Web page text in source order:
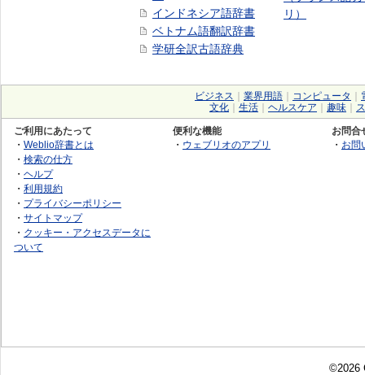
インドネシア語辞書
ベトナム語翻訳辞書
学研全訳古語辞典
リ）
ビジネス 業界用語 コンピュータ
文化
生活 ヘルスケア 趣味
ご利用にあたって
・ Weblio辞書とは
・ 検索の仕方
・ ヘルプ
・ 利用規約
・ プライバシーポリシー
・ サイトマップ
・ クッキー・アクセスデータに
ついて
便利な機能
・ ウェブリオのアプリ
お問合
・ お問
©2026